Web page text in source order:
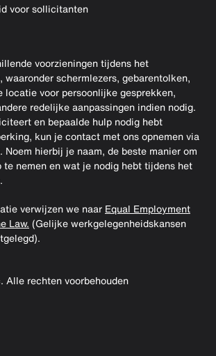
voor sollicitanten
voorzieningen tijdens het
schermlezers, gebarentolken,
locatie voor persoonlijke gesprekken,
redelijke aanpassingen indien nodig.
en bepaalde hulp nodig hebt
kun je contact met ons opnemen via
Noem hierbij je naam, de beste manier om
nemen en wat je nodig hebt tijdens het
verwijzen we naar Equal Employment
Law. (Gelijke werkgelegenheidskansen
Alle rechten voorbehouden